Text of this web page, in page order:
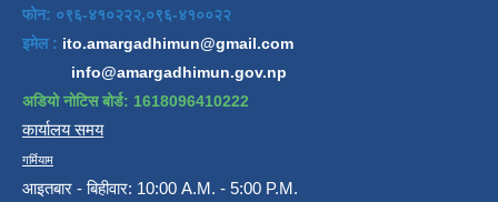
फोन: ०९६-४१०२२२,०९६-४१००२२
इमेल : ito.amargadhimun@gmail.com
info@amargadhimun.gov.np
अडियो नोटिस बोर्ड: 1618096410222
कार्यालय समय
गर्मियाम
आइतबार - बिहीवार: 10:00 A.M. - 5:00 P.M.